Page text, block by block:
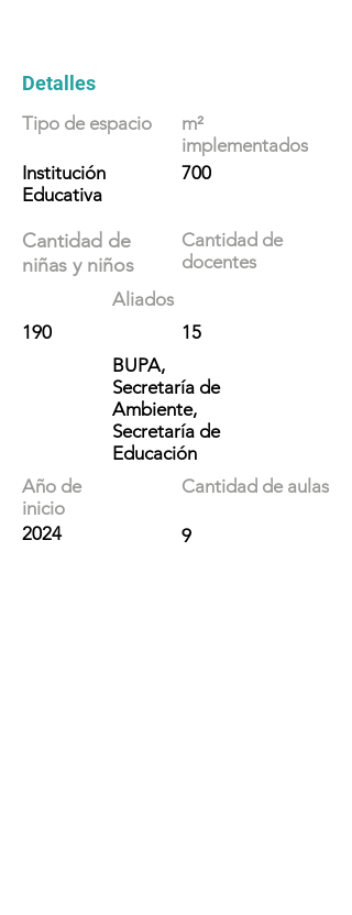
Detalles
Tipo de espacio
Institución
Educativa
Cantidad de
niñas y niños
m²
implementados
700
Cantidad de
docentes
Aliados
190
15
BUPA,
Secretaría de
Ambiente,
Secretaría de
Educación
Año de
inicio
2024
Cantidad de aulas
9